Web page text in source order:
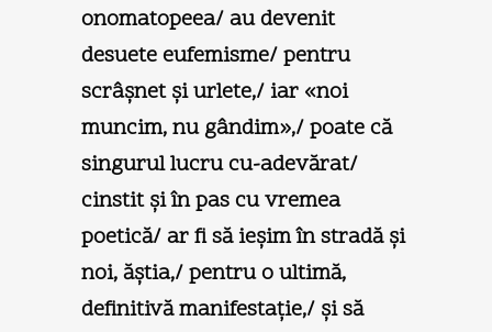
onomatopeea/ au devenit
desuete eufemisme/ pentru
scrâşnet şi urlete,/ iar «noi
muncim, nu gândim»,/ poate că
singurul lucru cu-adevărat/
cinstit şi în pas cu vremea
poetică/ ar fi să ieşim în stradă şi
noi, ăştia,/ pentru o ultimă,
definitivă manifestaţie,/ şi să